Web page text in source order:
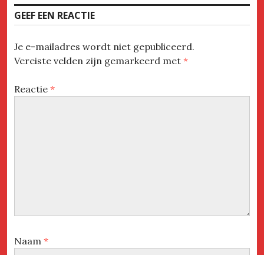
GEEF EEN REACTIE
Je e-mailadres wordt niet gepubliceerd.
Vereiste velden zijn gemarkeerd met *
Reactie *
Naam *